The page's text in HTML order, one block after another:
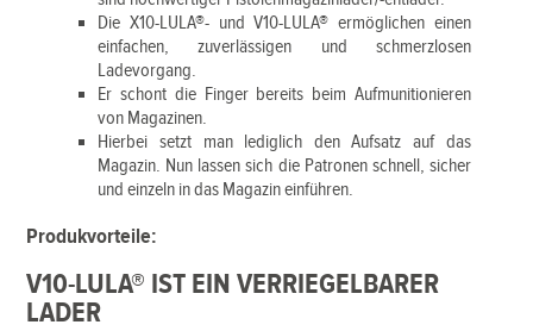
Die X10-LULA®- und V10-LULA® ermöglichen einen
einfachen, zuverlässigen und schmerzlosen
Ladevorgang.
Er schont die Finger bereits beim Aufmunitionieren
von Magazinen.
Hierbei setzt man lediglich den Aufsatz auf das
Magazin. Nun lassen sich die Patronen schnell, sicher
und einzeln in das Magazin einführen.
Produkvorteile:
V10-LULA® IST EIN VERRIEGELBARER
LADER